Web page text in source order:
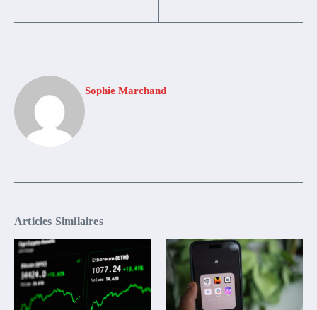
Sophie Marchand
Articles Similaires